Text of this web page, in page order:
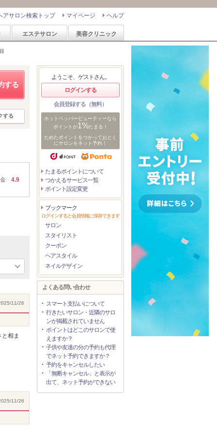
ヘルプ
マイページ
アサロン検索トップ
エステサロン 美容クリニック
する
する
4.9
11/26
相ま
11/26
ようこそ、ゲストさん。
ログインする
会員登録する（無料）
ホットペッパービューティーなら
ポイントが1%たまる！
ためたポイントをつかっておとく
にサロンをネット予約！
たまるポイントについて
つかえるサービス一覧
ポイント設定変更
ブックマーク
ログインすると会員情報に保存できます
サロン
スタイリスト
クーポン
ヘアスタイル
ネイルデザイン
よくある問い合わせ
スマート支払いについて
行きたいサロン・近隣のサロ
ンが掲載されていません
ポイントはどこのサロンで使
えますか？
子供や友達の分の予約も代理
でネット予約できますか？
予約をキャンセルしたい
「無断キャンセル」と表示が
出て、ネット予約ができない